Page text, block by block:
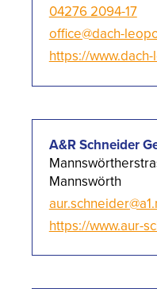
04276 2094-17
office@dach-
https://
A&R Schneider
Mannswörth
https://www.aur-